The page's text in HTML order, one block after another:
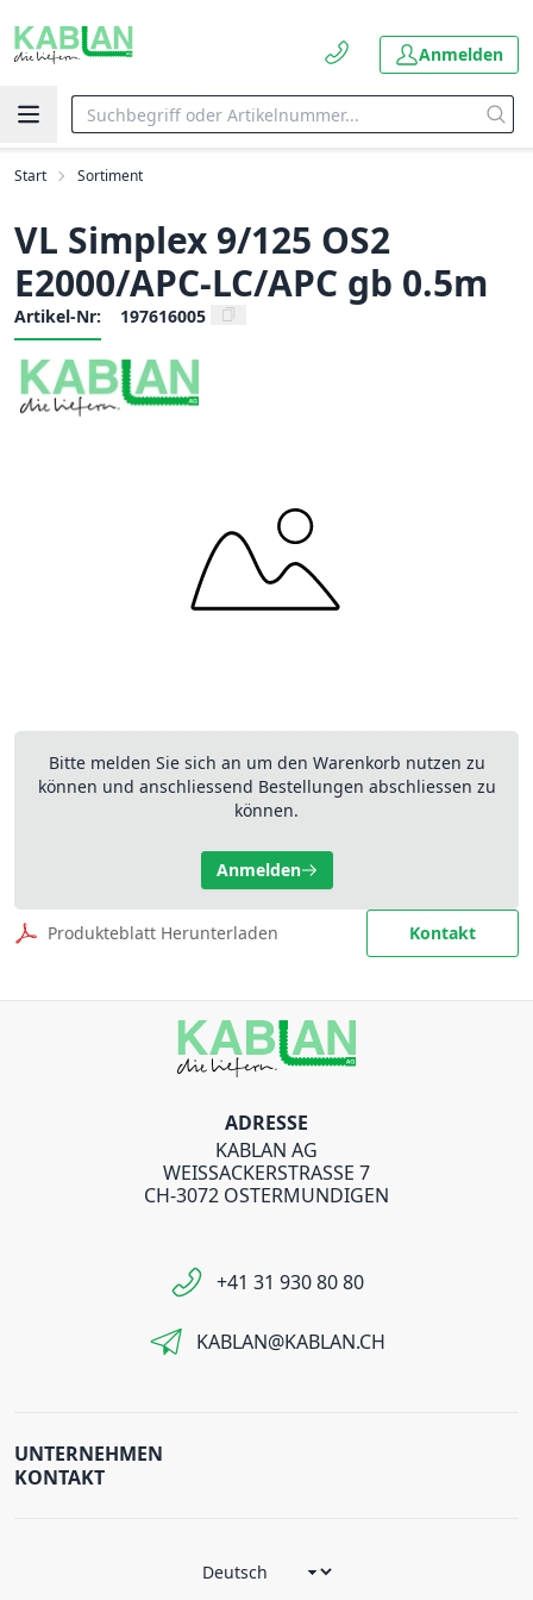
Anmelden
Start Sortiment
VL Simplex 9/125 OS2
E2000/APC-LC/APC gb 0.5m
Artikel-Nr: 197616005
Bitte melden Sie sich an um den Warenkorb nutzen zu
können und anschliessend Bestellungen abschliessen zu
können.
Anmelden
Produkteblatt Herunterladen Kontakt
ADRESSE
KABLAN AG
WEISSACKERSTRASSE 7
CH-3072 OSTERMUNDIGEN
+41 31 930 80 80
KABLAN@KABLAN.CH
UNTERNEHMEN
KONTAKT